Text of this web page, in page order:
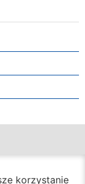
korzystanie